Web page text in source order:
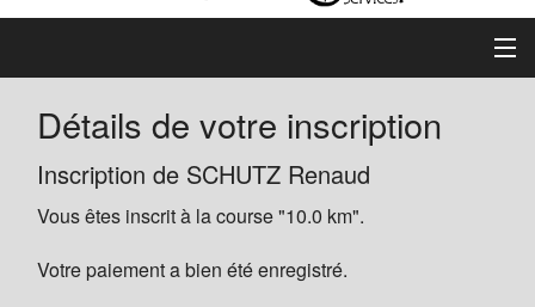
Accueil
Informations
Règlement
Inscription
Détails de votre inscription
Inscription de SCHUTZ Renaud
Vous êtes inscrit à la course "10.0 km".
Votre paiement a bien été enregistré.